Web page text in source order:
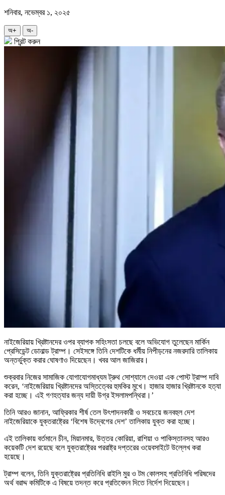
শনিবার, নভেম্বর ১, ২০২৫
অ+ অ-
প্রিন্ট করুন
নাইজেরিয়ায় খ্রিষ্টানদের ওপর ব্যাপক সহিংসতা চলছে বলে অভিযোগ তুলেছেন মার্কিন
প্রেসিডেন্ট ডোনাল্ড ট্রাম্প। সেইসঙ্গে তিনি দেশটিকে ধর্মীয় নিপীড়নের নজরদারি তালিকায়
অন্তর্ভুক্ত করার ঘোষণাও দিয়েছেন। খবর আল জাজিরার।
শুক্রবার নিজের সামাজিক যোগাযোগমাধ্যম ট্রুথ সোশ্যালে দেওয়া এক পোস্ট ট্রাম্প দাবি
করেন, ‘নাইজেরিয়ায় খ্রিষ্টানদের অস্তিত্বের হুমকির মুখে। হাজার হাজার খ্রিষ্টানকে হত্যা
করা হচ্ছে। এই গণহত্যার জন্য দায়ী উগ্র ইসলামপন্থিরা।’
তিনি আরও জানান, আফ্রিকার শীর্ষ তেল উৎপাদনকারী ও সবচেয়ে জনবহুল দেশ
নাইজেরিয়াকে যুক্তরাষ্ট্রের ‘বিশেষ উদ্বেগের দেশ’ তালিকায় যুক্ত করা হচ্ছে।
এই তালিকায় বর্তমানে চীন, মিয়ানমার, উত্তর কোরিয়া, রাশিয়া ও পাকিস্তানসহ আরও
কয়েকটি দেশ রয়েছে বলে যুক্তরাষ্ট্রের পররাষ্ট্র দপ্তরের ওয়েবসাইটে উল্লেখ করা
হয়েছে।
ট্রাম্প বলেন, তিনি যুক্তরাষ্ট্রের প্রতিনিধি রাইলি মুর ও টম কোলসহ প্রতিনিধি পরিষদের
অর্থ বরাদ্দ কমিটিকে এ বিষয়ে তদন্ত করে প্রতিবেদন দিতে নির্দেশ দিয়েছেন।